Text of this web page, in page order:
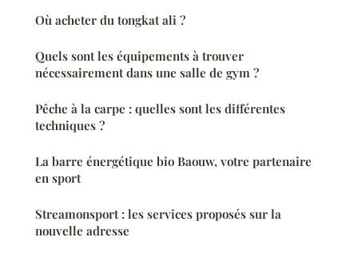
Où acheter du tongkat ali ?
Quels sont les équipements à trouver
nécessairement dans une salle de gym ?
Pêche à la carpe : quelles sont les différentes
techniques ?
La barre énergétique bio Baouw, votre partenaire
en sport
Streamonsport : les services proposés sur la
nouvelle adresse